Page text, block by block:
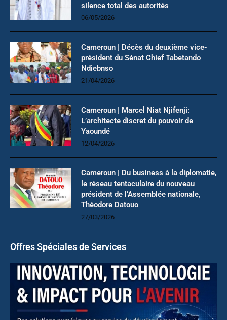
silence total des autorités
06/05/2026
Cameroun | Décès du deuxième vice-
président du Sénat Chief Tabetando
Ndiebnso
21/04/2026
Cameroun | Marcel Niat Njifenji:
L’architecte discret du pouvoir de
Yaoundé
12/04/2026
Cameroun | Du business à la diplomatie,
le réseau tentaculaire du nouveau
président de l’Assemblée nationale,
Théodore Datouo
27/03/2026
Offres Spéciales de Services